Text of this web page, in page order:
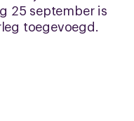
25 september is
toegevoegd.